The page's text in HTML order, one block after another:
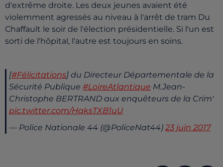
d'extrême droite. Les deux jeunes avaient été
violemment agressés au niveau à l'arrêt de tram Du
Chaffault le soir de l'élection présidentielle. Si l'un est
sorti de l'hôpital, l'autre est toujours en soins.
[#Félicitations] du Directeur Départementale de la
Sécurité Publique #LoireAtlantique M.Jean-
Christophe BERTRAND aux enquêteurs de la Crim'
pic.twitter.com/HqksTXB1uU
— Police Nationale 44 (@PoliceNat44) 23 juin 2017